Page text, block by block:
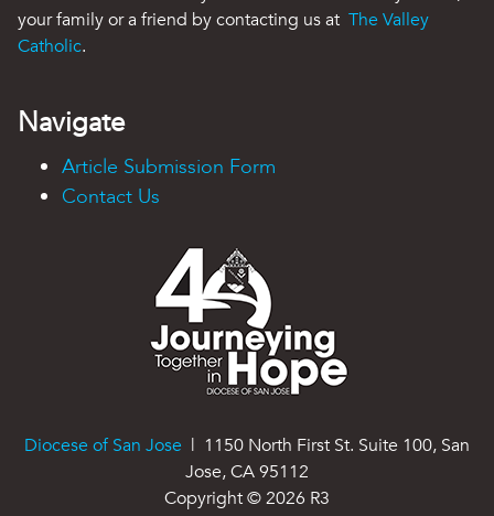
your family or a friend by contacting us at The Valley
Catholic.
Navigate
Article Submission Form
Contact Us
Diocese of San Jose | 1150 North First St. Suite 100, San
Jose, CA 95112
Copyright ©2026 R3